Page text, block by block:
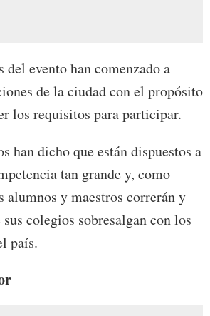
del evento han comenzado a
de la ciudad con el propósito
los requisitos para participar.
han dicho que están dispuestos a
tan grande y, como
alumnos y maestros correrán y
colegios sobresalgan con los
país.